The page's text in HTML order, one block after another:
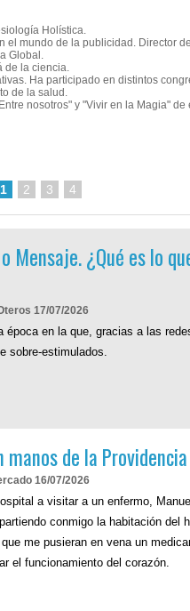
Holística.
mundo de la publicidad. Director
Global.
de la ciencia.
Ha participado en distintos
de la salud.
nosotros" y "Vivir en la Magia" de
1 2 3 4
Mensaje. ¿Qué es lo
17/07/2026
época en la que, gracias a las
sobre-estimulados.
manos de la Providencia
16/07/2026
a visitar a un enfermo,
conmigo la habitación del
me pusieran en vena un
el funcionamiento del corazón.